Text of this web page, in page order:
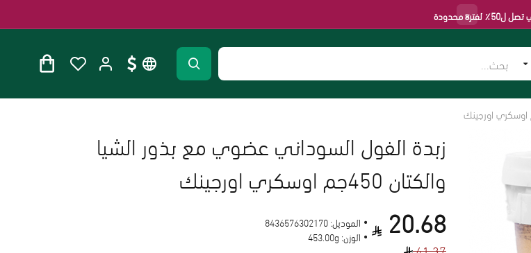
×
زبدة الفول السوداني عضوي مع بذور الشيا
والكتان 450جم اوسكري اورجينك
20.68 الموديل:8436576302170
الوزن: 453.00g